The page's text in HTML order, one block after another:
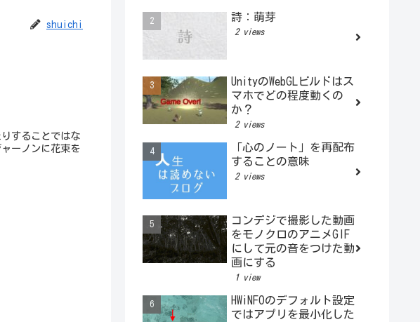
shuichi
することではな
ーノンに花束を
詩：萌芽
2 views
UnityのWebGLビルドはス
マホでどの程度動くの
か？
2 views
「心のノート」を再配布
することの意味
2 views
コンデジで撮影した動画
をモノクロのアニメGIF
にして元の音をつけた動
画にする
1 view
HWiNFOのデフォルト設定
ではアプリを最小化した